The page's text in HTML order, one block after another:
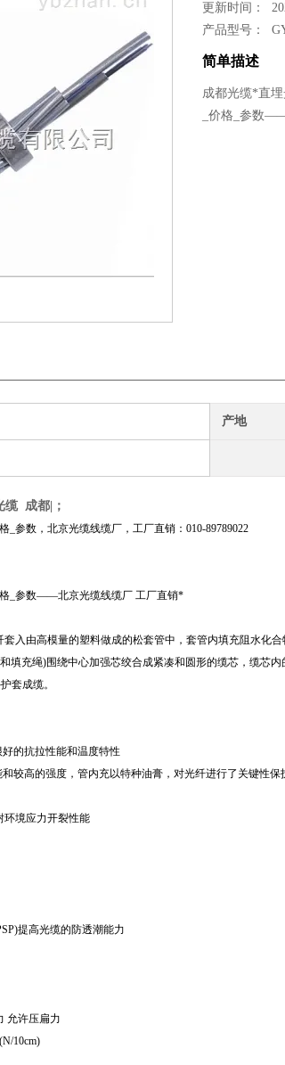
更新时间：
产品型号：
简单描述
成都光缆*直
_价格_参数
产地
缆 成都|；
_参数，北京光缆线缆厂，工厂直销：010-89789022
_参数——北京光缆线缆厂 工厂直销*
入由高模量的塑料做成的松套管中，套管内填充阻水化
填充绳)围绕中心加强芯绞合成紧凑和圆形的缆芯，缆芯
套成缆。
的抗拉性能和温度特性
较高的强度，管内充以特种油膏，对光纤进行了关键性保
环境应力开裂性能
提高光缆的防透潮能力
允许压扁力
10cm)